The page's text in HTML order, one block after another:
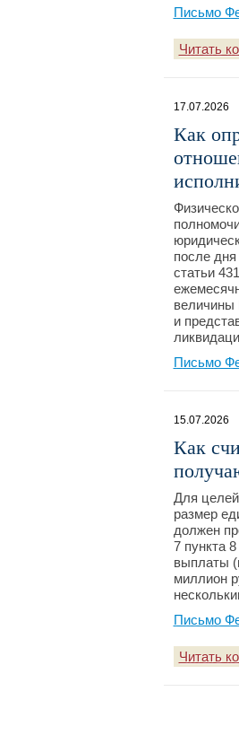
Письмо
Читать
17.07.2026
Как
после
статьи
величины
и
Письмо
15.07.2026
Как
Для целей
размер
должен
7 пункта
выплаты
миллион
Письмо
Читать